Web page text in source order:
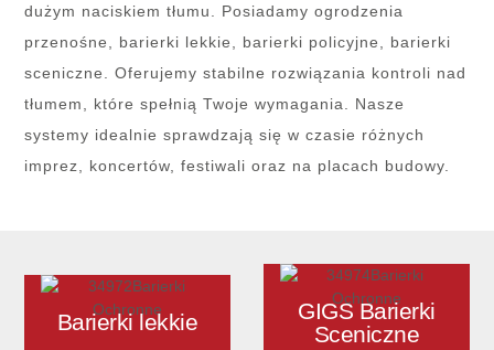
dużym naciskiem tłumu. Posiadamy ogrodzenia
przenośne, barierki lekkie, barierki policyjne, barierki
sceniczne. Oferujemy stabilne rozwiązania kontroli nad
tłumem, które spełnią Twoje wymagania. Nasze
systemy idealnie sprawdzają się w czasie różnych
imprez, koncertów, festiwali oraz na placach budowy.
Barierki lekkie
GIGS Barierki
Sceniczne